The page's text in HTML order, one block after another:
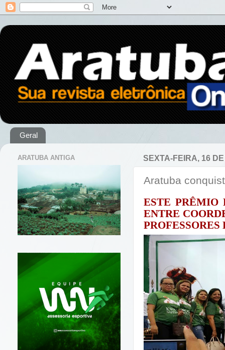
Geral
SEXTA-FEIRA, 16
Aratuba
ESTE PRÊMIO
ENTRE
PROFESSORES
ARATUBA ANTIGA